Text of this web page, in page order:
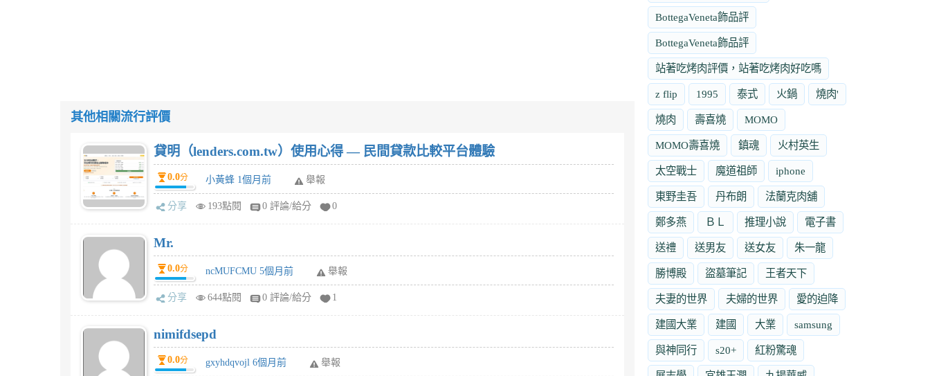
其他相關流行評價
貸明（lenders.com.tw）使用心得 — 民間貸款比較平台體驗
0.0分 小黃蜂 1個月前 舉報
分享 193點閱 0 評論/給分 0
Mr.
0.0分 ncMUFCMU 5個月前 舉報
分享 644點閱 0 評論/給分 1
nimifdsepd
0.0分 gxyhdqvojl 6個月前 舉報
BottegaVeneta飾品評
BottegaVeneta飾品評
站著吃烤肉評價，站著吃烤肉好吃嗎
z flip 1995 泰式 火鍋 燒肉'
燒肉 壽喜燒 MOMO
MOMO壽喜燒 鎮魂 火村英生
太空戰士 魔道祖師 iphone
東野圭吾 丹布朗 法蘭克肉舖
鄭多燕 ＢＬ 推理小說 電子書
送禮 送男友 送女友 朱一龍
勝博殿 盜墓筆記 王者天下
夫妻的世界 夫婦的世界 愛的迫降
建國大業 建國 大業 samsung
與神同行 s20+ 紅粉驚魂